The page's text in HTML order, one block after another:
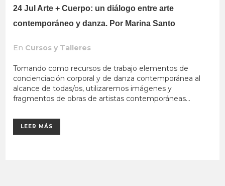
24 Jul Arte + Cuerpo: un diálogo entre arte
contemporáneo y danza. Por Marina Santo
En Cursos y Talleres
Tomando como recursos de trabajo elementos de
concienciación corporal y de danza contemporánea al
alcance de todas/os, utilizaremos imágenes y
fragmentos de obras de artistas contemporáneas...
LEER MÁS